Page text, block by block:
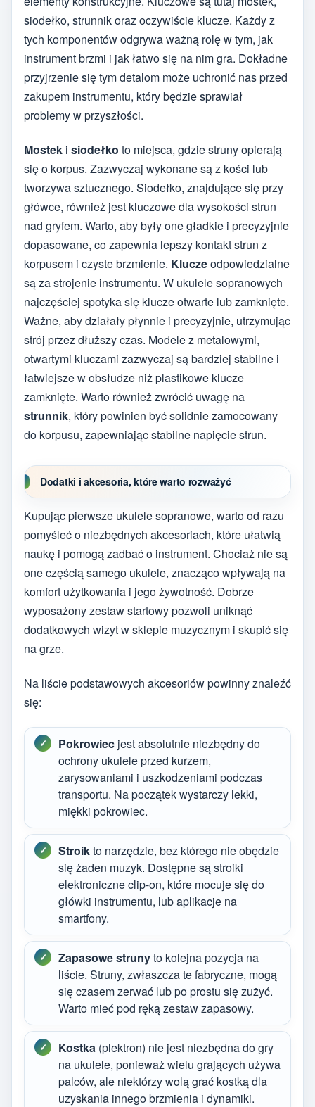
siodełko, strunnik oraz oczywiście klucze. Każdy z
tych komponentów odgrywa ważną rolę w tym, jak
instrument brzmi i jak łatwo się na nim gra. Dokładne
przyjrzenie się tym detalom może uchronić nas przed
zakupem instrumentu, który będzie sprawiał
problemy w przyszłości.
Mostek i siodełko to miejsca, gdzie struny opierają
się o korpus. Zazwyczaj wykonane są z kości lub
tworzywa sztucznego. Siodełko, znajdujące się przy
główce, również jest kluczowe dla wysokości strun
nad gryfem. Warto, aby były one gładkie i precyzyjnie
dopasowane, co zapewnia lepszy kontakt strun z
korpusem i czyste brzmienie. Kluczeodpowiedzialne
są za strojenie instrumentu. W ukulele sopranowych
najczęściej spotyka się klucze otwarte lub zamknięte.
Ważne, aby działały płynnie i precyzyjnie, utrzymując
strój przez dłuższy czas. Modele z metalowymi,
otwartymi kluczami zazwyczaj są bardziej stabilne i
łatwiejsze w obsłudze niż plastikowe klucze
zamknięte. Warto również zwrócić uwagę na
strunnik, który powinien być solidnie zamocowany
do korpusu, zapewniając stabilne napięcie strun.
Dodatki i akcesoria, które warto rozważyć
Kupując pierwsze ukulele sopranowe, warto od razu
pomyśleć o niezbędnych akcesoriach, które ułatwią
naukę i pomogą zadbać o instrument. Chociaż nie są
one częścią samego ukulele, znacząco wpływają na
komfort użytkowania i jego żywotność. Dobrze
wyposażony zestaw startowy pozwoli uniknąć
dodatkowych wizyt w sklepie muzycznym i skupić się
na grze.
Na liście podstawowych akcesoriów powinny znaleźć
się:
Pokrowiec jest absolutnie niezbędny do
ochrony ukulele przed kurzem,
zarysowaniami i uszkodzeniami podczas
transportu. Na początek wystarczy lekki,
miękki pokrowiec.
Stroikto narzędzie, bez którego nie obędzie
się żaden muzyk. Dostępne są stroiki
elektroniczne clip-on, które mocuje się do
główki instrumentu, lub aplikacje na
smartfony.
Zapasowe strunyto kolejna pozycja na
liście. Struny, zwłaszcza te fabryczne, mogą
się czasem zerwać lub po prostu się zużyć.
Warto mieć pod ręką zestaw zapasowy.
Kostka (plektron) nie jest niezbędna do gry
na ukulele, ponieważ wielu grających używa
palców, ale niektórzy wolą grać kostką dla
uzyskania innego brzmienia i dynamiki.